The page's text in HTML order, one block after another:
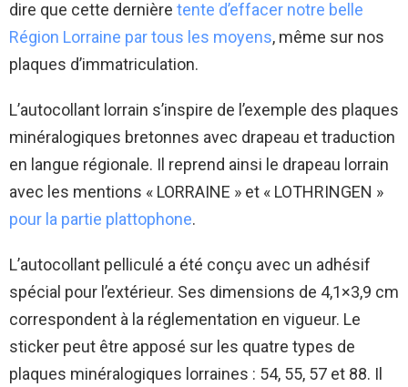
dire que cette dernière tente d’effacer notre belle
Région Lorraine par tous les moyens, même sur nos
plaques d’immatriculation.
L’autocollant lorrain s’inspire de l’exemple des plaques
minéralogiques bretonnes avec drapeau et traduction
en langue régionale. Il reprend ainsi le drapeau lorrain
avec les mentions « LORRAINE » et « LOTHRINGEN »
pour la partie plattophone.
L’autocollant pelliculé a été conçu avec un adhésif
spécial pour l’extérieur. Ses dimensions de 4,1×3,9 cm
correspondent à la réglementation en vigueur. Le
sticker peut être apposé sur les quatre types de
plaques minéralogiques lorraines : 54, 55, 57 et 88. Il